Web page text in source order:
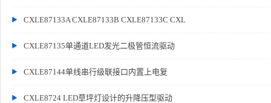
CXLE87133A CXLE87133B CXLE87133C CXL
CXLE87135单通道LED发光二极管恒流驱动
CXLE87144单线串行级联接口内置上电复
CXLE8724 LED草坪灯设计的升降压型驱动